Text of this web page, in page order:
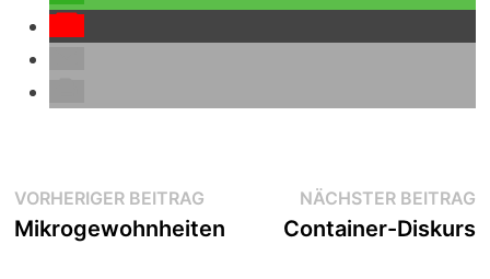
Beitragsnavigation
VORHERIGER BEITRAG Vorheriger
Beitrag:
Mikrogewohnheiten
NÄCHSTER BEITRAG
Container-Diskurs